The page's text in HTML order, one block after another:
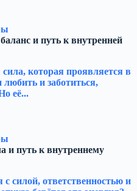
и путь к внутренней
которая проявляется в
и заботиться,
её...
и путь к внутреннему
силой, ответственностью и